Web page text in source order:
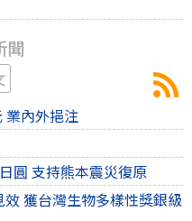
聞
業內外挹注
圓 支持熊本震災復原
獲台灣生物多樣性獎銀級